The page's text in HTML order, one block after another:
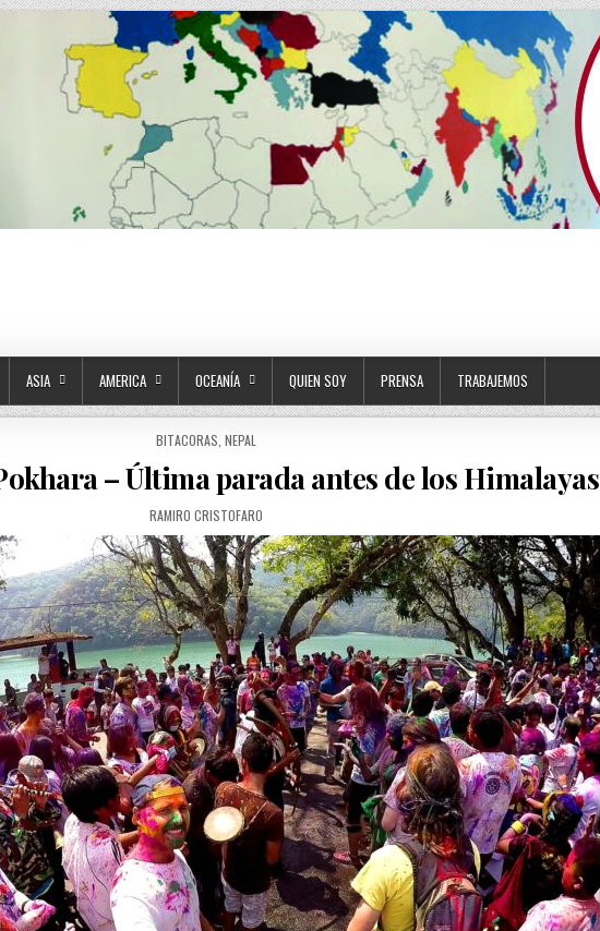
ASIA AMERICA OCEANÍA QUIEN SOY PRENSA TRABAJEMOS
POSTED IN
BITACORAS NEPAL
– Última parada antes de los Himalayas
AUTHOR:
RAMIRO CRISTOFARO